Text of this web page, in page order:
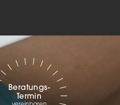
Beratungs-
Termin